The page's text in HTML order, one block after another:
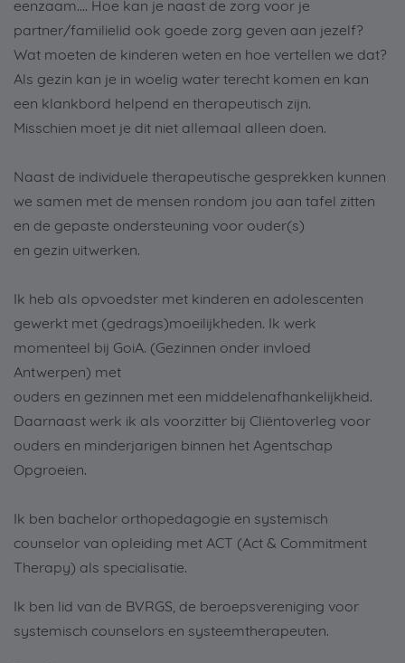
eenzaam…. Hoe kan je naast de zorg voor je
partner/familielid ook goede zorg geven aan jezelf?
Wat moeten de kinderen weten en hoe vertellen we dat?
Als gezin kan je in woelig water terecht komen en kan
een klankbord helpend en therapeutisch zijn.
Misschien moet je dit niet allemaal alleen doen.
Naast de individuele therapeutische gesprekken kunnen
we samen met de mensen rondom jou aan tafel zitten
en de gepaste ondersteuning voor ouder(s)
en gezin uitwerken.
Ik heb als opvoedster met kinderen en adolescenten
gewerkt met (gedrags)moeilijkheden. Ik werk
momenteel bij GoiA. (Gezinnen onder invloed
Antwerpen) met
ouders en gezinnen met een middelenafhankelijkheid.
Daarnaast werk ik als voorzitter bij Cliëntoverleg voor
ouders en minderjarigen binnen het Agentschap
Opgroeien.
Ik ben bachelor orthopedagogie en systemisch
counselor van opleiding met ACT (Act & Commitment
Therapy) als specialisatie.
Ik ben lid van de BVRGS, de beroepsvereniging voor
systemisch counselors en systeemtherapeuten.